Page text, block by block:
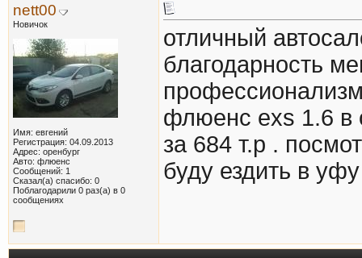
nett00
Новичок
Имя: евгений
Регистрация: 04.09.2013
Адрес: оренбург
Авто: флюенс
Сообщений: 1
Сказал(а) спасибо: 0
Поблагодарили 0 раз(а) в 0
сообщениях
отличный
благодарность
флюенс exs 1.6 в
за 684 т.р .
буду ездить в